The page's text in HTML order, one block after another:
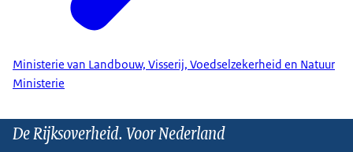
Ministerie van Landbouw, Visserij, Voedselzekerheid en Natuur
Ministerie
De Rijksoverheid. Voor Nederland